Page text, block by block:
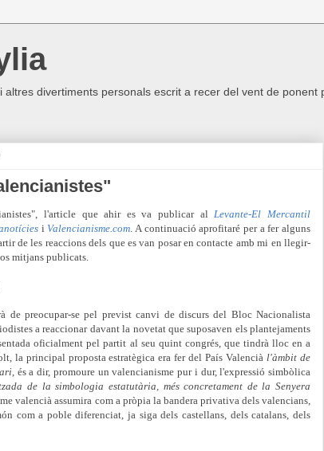
divertiments personals escrit a recer del vent de
l'article que ahir es va publicar alLevante-El Mercantil
i Valencianisme.com. A continuació aprofitaré per a fer alguns
de les reaccions dels que es van posar en contacte amb mi en llegir-
mitjans publicats.
de preocupar-se pel previst canvi de discurs del Bloc Nacionalista
a reaccionar davant la novetat que suposaven els plantejaments
oficialment pel partit al seu quint congrés, que tindrà lloc en a
la principal proposta estratègica era fer del País Valenciàl'àmbit de
, és a dir, promoure un valencianisme pur i dur, l'expressió simbòlica
de la simbologia estatutària, més concretament de la Senyera
valencià assumira com a pròpia la bandera privativa dels valencians,
com a poble diferenciat, ja siga dels castellans, dels catalans, dels